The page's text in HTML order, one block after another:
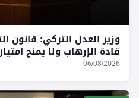
وزير العدل التركي: قانون
قادة الإرهاب ولا يمنح
06/08/2026